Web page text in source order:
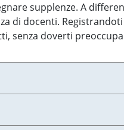
supplenze. A
di docenti.
senza doverti